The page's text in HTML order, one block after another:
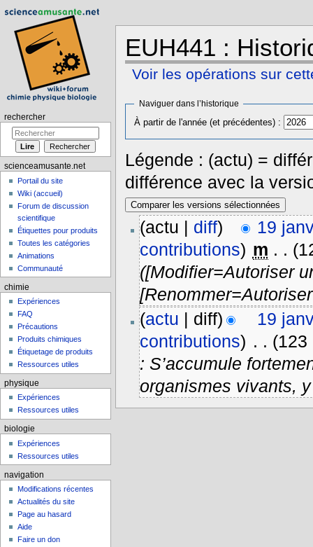
EUH441 :
Voir les opérations sur
Naviguer dans l’historique
À partir de l'année (et précédentes) :
Légende : (actu) =
différence avec la
(actu | diff)
19
contributions) m . .
([Modifier=Autoriser
(actu | diff)
19
contributions) . . (123
: S’accumule
organismes vivants,
rechercher
scienceamusante.net
Portail du site
Wiki (accueil)
Forum de discussion
scientifique
Étiquettes pour produits
Toutes les catégories
Animations
Communauté
chimie
Expériences
FAQ
Précautions
Produits chimiques
Étiquetage de produits
Ressources utiles
physique
Expériences
Ressources utiles
biologie
Expériences
Ressources utiles
navigation
Modifications récentes
Actualités du site
Page au hasard
Aide
Faire un don